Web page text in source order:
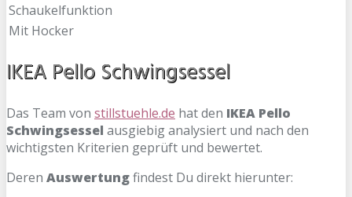
Schaukelfunktion
Mit Hocker
IKEA Pello Schwingsessel
Das Team von stillstuehle.de hat den IKEA Pello
Schwingsessel ausgiebig analysiert und nach den
wichtigsten Kriterien geprüft und bewertet.
Deren Auswertungfindest Du direkt hierunter: